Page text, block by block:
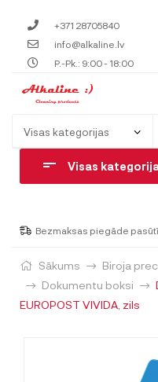
+371 28705840
info@alkaline.lv
P.-Pk.: 9:00 - 18:00
Visas
Bezmaksas piegāde
Sākums Biroja
Dokumentu boksi
EUROPOST VIVIDA, zils